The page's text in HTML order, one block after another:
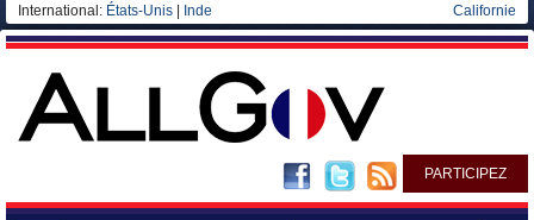
International: États-Unis Inde Californie
PARTICIPEZ